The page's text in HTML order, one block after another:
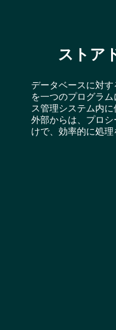
ストア
データベースに対
を一つのプログラ
ス管理システム内に
外部からは、プロ
けで、効率的に処理